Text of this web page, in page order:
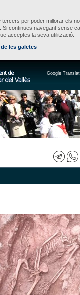
tercers per poder millorar els
Si continues navegant sense
acceptes la seva utilització.
les galetes
Google